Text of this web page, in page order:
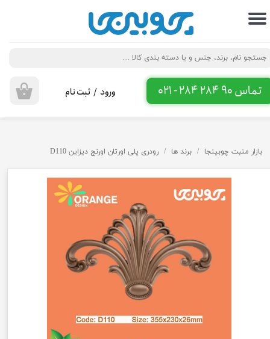
تماس 90 284 284 - 021 ۰ ورود / ثبت نام
حساب کاربری من
تغییر گذر واژه
سفارشات
خروج از حساب کاربری
بازار منبت چوبینجا برند ها رودری پلی اورتان اورنج دیزاین D110